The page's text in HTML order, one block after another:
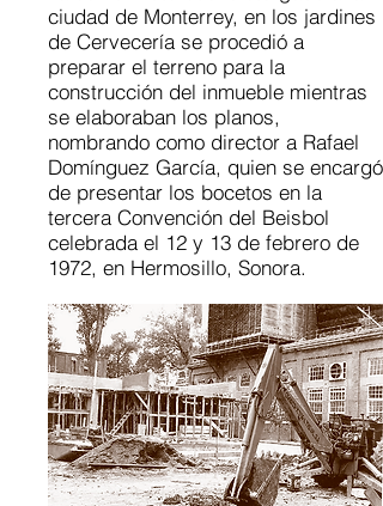
ciudad de Monterrey, en los jardines
de Cervecería se procedió a
preparar el terreno para la
construcción del inmueble mientras
se elaboraban los planos,
nombrando como director a Rafael
Domínguez García, quien se encargó
de presentar los bocetos en la
tercera Convención del Beisbol
celebrada el 12 y 13 de febrero de
1972, en Hermosillo, Sonora.